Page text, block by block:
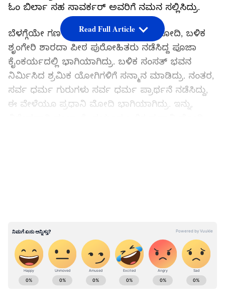
ಓಂ ಬಿರ್ಲಾ ಸಹ ಸಾವರ್ಕರ್‌ ಅವರಿಗೆ ನಮನ ಸಲ್ಲಿಸಿದ್ರು.
ಬೆಳಗ್ಗೆಯೇ ಗಣ ಹೋಮ ನಡೆಸಿದ ಪ್ರಧಾನಿ ಮೋದಿ, ಬಳಿಕ
ಶೃಂಗೇರಿ ಶಾರದಾ ಪೀಠ ಪುರೋಹಿತರು ನಡೆಸಿದ್ದ ಪೂಜಾ
ಕೈಂಕರ್ಯದಲ್ಲಿ ಭಾಗಿಯಾಗಿದ್ರು. ಬಳಿಕ ಸಂಸತ್‌ ಭವನ
ನಿರ್ಮಿಸಿದ ಶ್ರಮಿಕ ಯೋಗಿಗಳಿಗೆ ಸನ್ಮಾನ ಮಾಡಿದ್ರು. ನಂತರ,
ಸರ್ವ ಧರ್ಮ ಗುರುಗಳು ಸರ್ವ ಧರ್ಮ ಪ್ರಾರ್ಥನೆ ನಡೆಸಿದ್ದು,
ಈ ವೇಳೆಯೂ ಪ್ರಧಾನಿ ಮೋದಿ ಭಾಗಿಯಾಗಿದ್ರು. ಇನ್ನು,
ಶ್ರಮಿಸಿದ 'ಶ್ರಮ ಯೋಗಿಗಳಿಗೆ' ಮೋದಿ ಸನ್ಮಾನ
Read Full Article
ABOUT THE AUTHOR